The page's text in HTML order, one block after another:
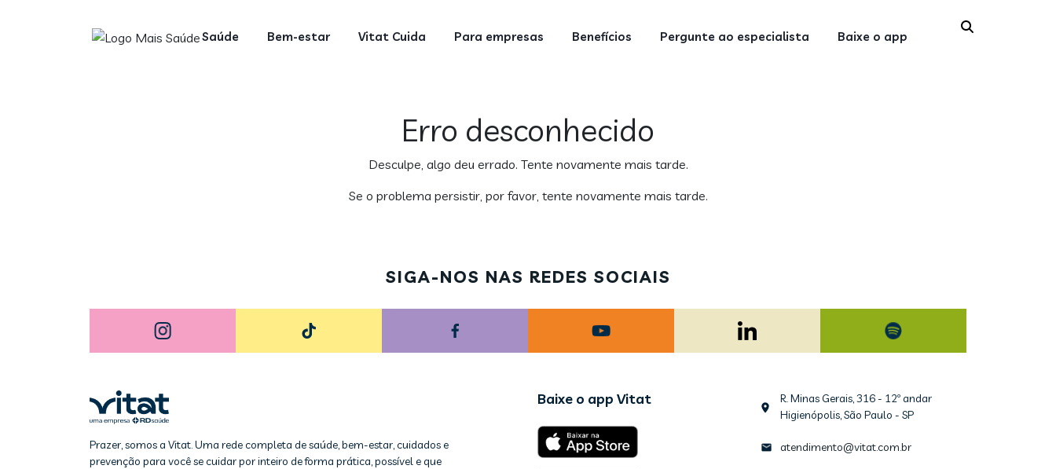
Saúde Bem-estar Vitat Cuida Para empresas Benefícios Pergunte ao especialista Baixe o app
Erro desconhecido
Desculpe, algo deu errado. Tente novamente mais tarde.
Se o problema persistir, por favor, tente novamente mais tarde.
SIGA-NOS NAS REDES SOCIAIS
Prazer, somos a Vitat. Uma rede completa de saúde, bem-estar, cuidados e
prevenção para você se cuidar por inteiro de forma prática, possível e que
Baixe o app Vitat
R. Minas Gerais, 316 - 12º andar
Higienópolis, São Paulo - SP
atendimento@vitat.com.br